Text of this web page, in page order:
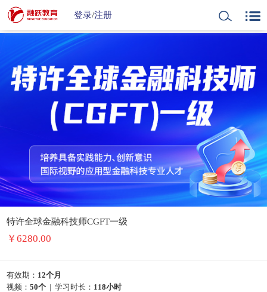
登录/注册
特许全球金融科技师CGFT一级
￥6280.00
有效期： 12个月
视频：50个 | 学习时长： 118小时